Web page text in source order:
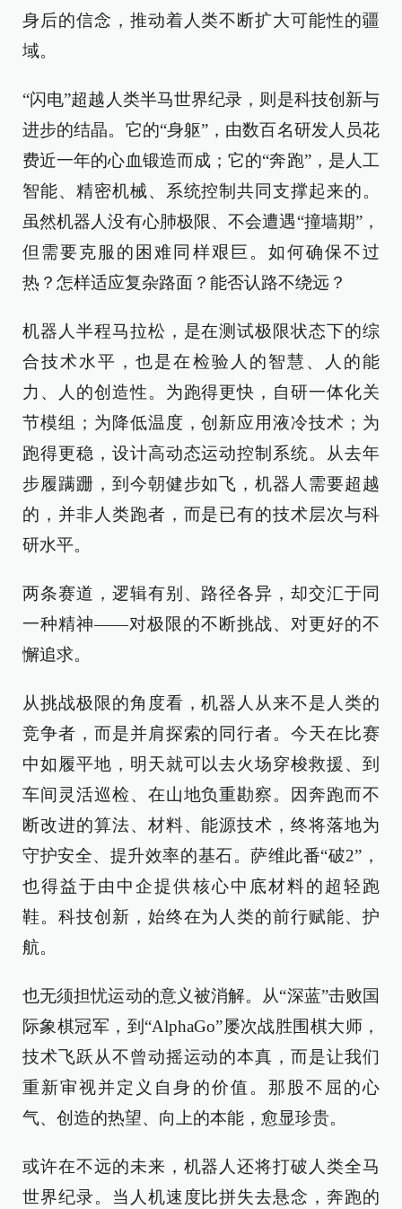
身后的信念，推动着人类不断扩大可能性的疆
域。
“闪电”超越人类半马世界纪录，则是科技创新与
进步的结晶。它的“身躯”，由数百名研发人员花
费近一年的心血锻造而成；它的“奔跑”，是人工
智能、精密机械、系统控制共同支撑起来的。
虽然机器人没有心肺极限、不会遭遇“撞墙期”，
但需要克服的困难同样艰巨。如何确保不过
热？怎样适应复杂路面？能否认路不绕远？
机器人半程马拉松，是在测试极限状态下的综
合技术水平，也是在检验人的智慧、人的能
力、人的创造性。为跑得更快，自研一体化关
节模组；为降低温度，创新应用液冷技术；为
跑得更稳，设计高动态运动控制系统。从去年
步履蹒跚，到今朝健步如飞，机器人需要超越
的，并非人类跑者，而是已有的技术层次与科
研水平。
两条赛道，逻辑有别、路径各异，却交汇于同
一种精神——对极限的不断挑战、对更好的不
懈追求。
从挑战极限的角度看，机器人从来不是人类的
竞争者，而是并肩探索的同行者。今天在比赛
中如履平地，明天就可以去火场穿梭救援、到
车间灵活巡检、在山地负重勘察。因奔跑而不
断改进的算法、材料、能源技术，终将落地为
守护安全、提升效率的基石。萨维此番“破2”，
也得益于由中企提供核心中底材料的超轻跑
鞋。科技创新，始终在为人类的前行赋能、护
航。
也无须担忧运动的意义被消解。从“深蓝”击败国
际象棋冠军，到“AlphaGo”屡次战胜围棋大师，
技术飞跃从不曾动摇运动的本真，而是让我们
重新审视并定义自身的价值。那股不屈的心
气、创造的热望、向上的本能，愈显珍贵。
或许在不远的未来，机器人还将打破人类全马
世界纪录。当人机速度比拼失去悬念，奔跑的